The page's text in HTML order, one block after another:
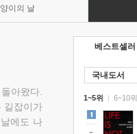
이의 날
아왔다.
길잡이가
에도 나
베스트셀러
국내도서
1~5위 | 6~10위